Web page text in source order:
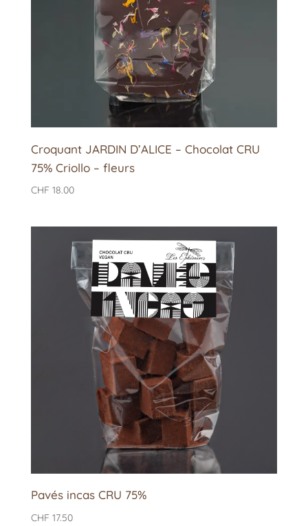
Croquant JARDIN D’ALICE – Chocolat CRU
75% Criollo – fleurs
CHF 18.00
Pavés incas CRU 75%
CHF 17.50